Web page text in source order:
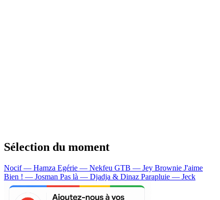
Sélection du moment
Nocif — Hamza Egérie — Nekfeu GTB — Jey Brownie J'aime
Bien ! — Josman Pas là — Djadja & Dinaz Parapluie — Jeck